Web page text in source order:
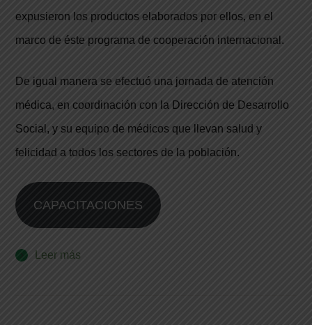
expusieron los productos elaborados por ellos, en el
marco de éste programa de cooperación internacional.
De igual manera se efectuó una jornada de atención
médica, en coordinación con la Dirección de Desarrollo
Social, y su equipo de médicos que llevan salud y
felicidad a todos los sectores de la población.
CAPACITACIONES
Leer más